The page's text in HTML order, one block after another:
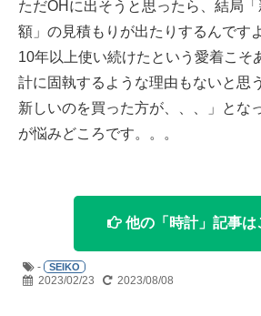
ただOHに出そうと思ったら、結局
額」の見積もりが出たりするんです
10年以上使い続けたという愛着こそ
計に固執するような理由もないと思
新しいのを買った方が、、、」とな
が悩みどころです。。。
他の「時計」記事は
- SEIKO
2023/02/23 2023/08/08